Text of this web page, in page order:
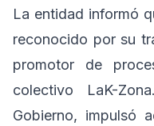
La entidad informó
reconocido por su
promotor de
colectivo LaK-
Gobierno, impulsó